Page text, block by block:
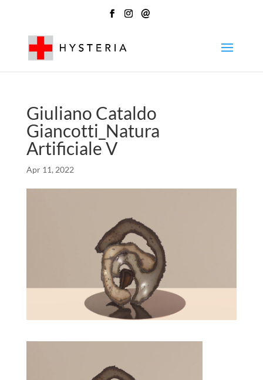
@
Giuliano Cataldo
Giancotti_Natura
Artificiale V
Apr 11, 2022